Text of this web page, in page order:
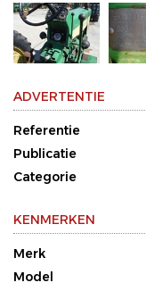
ADVERTENTIE
Referentie
Publicatie
Categorie
KENMERKEN
Merk
Model